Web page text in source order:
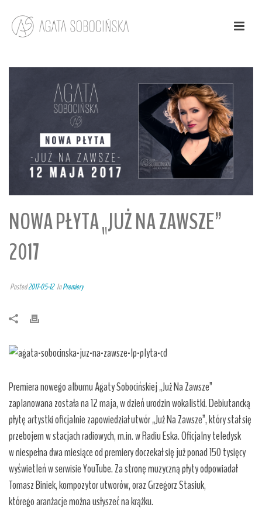
NOWA PŁYTA „JUŻ NA ZAWSZE”
2017
Posted2017-05-12 InPremiery
Premiera nowego albumu Agaty Sobocińskiej „Już Na Zawsze”
zaplanowana została na 12 maja, w dzień urodzin wokalistki. Debiutancką
płytę artystki oficjalnie zapowiedział utwór „Już Na Zawsze”, który stał się
przebojem w stacjach radiowych, m.in. w Radiu Eska. Oficjalny teledysk
w niespełna dwa miesiące od premiery doczekał się już ponad 150 tysięcy
wyświetleń w serwisie YouTube. Za stronę muzyczną płyty odpowiadał
Tomasz Biniek, kompozytor utworów, oraz Grzegorz Stasiuk,
którego aranżacje można usłyszeć na krążku.